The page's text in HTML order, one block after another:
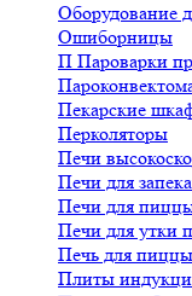
Оборудование
Ошиборницы
П Пароварки
Пекарские
Перколяторы
Печи
Печи для
Печи для
Печи для утки
Печь для
Плиты